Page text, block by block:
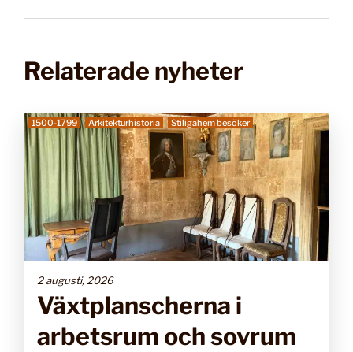
Relaterade nyheter
1500-1799 Arkitekturhistoria Stiligahem besöker
2 augusti, 2026
Växtplanscherna i
arbetsrum och sovrum